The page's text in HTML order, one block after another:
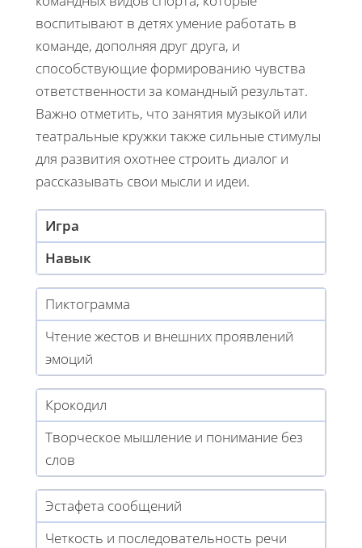
воспитывают в детях умение работать в
команде, дополняя друг друга, и
способствующие формированию чувства
ответственности за командный результат.
Важно отметить, что занятия музыкой или
театральные кружки также сильные стимулы
для развития охотнее строить диалог и
рассказывать свои мысли и идеи.
Игра
Навык
Пиктограмма
Чтение жестов и внешних проявлений
эмоций
Крокодил
Творческое мышление и понимание без
слов
Эстафета сообщений
Четкость и последовательность речи